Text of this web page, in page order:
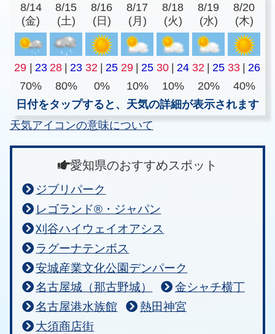
8/14
(金)
8/15
(土)
8/16
(日)
8/17
(月)
8/18
(火)
8/19
(水)
8/20
(木)
29 | 23 28 | 23 32 | 25 29 | 25 30 | 24 32 | 25 33 | 26
70%
80% 0% 10% 10% 20%
40%
日付をタップすると、天気の詳細が表示されます
天気アイコンの意味について
愛知県のおすすめスポット
ジブリパーク
レゴランド®・ジャパン
刈谷ハイウェイオアシス
ラグーナテンボス
安城産業文化公園デンパーク
名古屋城（那古野城）
金シャチ横丁
名古屋港水族館
熱田神宮
大須商店街